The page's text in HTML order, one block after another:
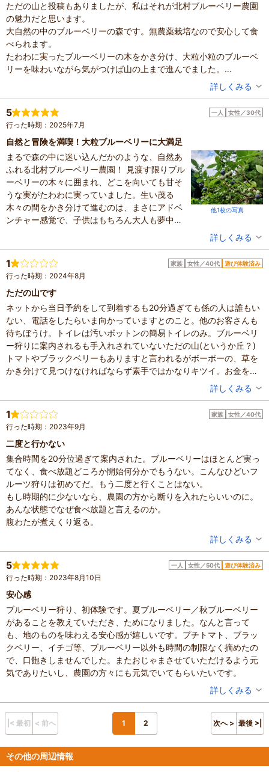
投稿日：2025年7月14日
ただの山と投稿もありましたが、私はそれが北村ブルーベリー農園
の魅力だと思います。
大自然の中のブルーベリーの森です。無農薬栽培なので安心して食
べられます。
たわわに実ったブルーベリーの木をかき分け、大粒小粒のブルーベ
リーを味わいながら気がつけば山の上まで進んでました。
山と言ってもそれほど高くはなくお子様でも歩けるのでご安心を。
上の方は見晴らしも良く、とにかく空気がいい！鳥の鳴き声、爽や
かな風を感じとても気持ち良かったです。
虫がもともと苦手なのですが、童心にかえり気がつけば虫達なんて
全く気にならないほど夢中になってました。
帰りに受付で販売しているブルーベリーソーダ、スムージーめちゃ
くちゃ美味しかったです♪
リフレッシュ出来ました。また来ます(^-^)
滞在時間：1～2時間
人数：2人
家族の内訳：お子様
子供の年齢：13歳以上
投稿日：2025年7月7日
詳しくみる
5 一人 女性／30代
行った時期：2025年7月
自然と冒険を満喫！大粒ブルーベリーに大満足
他1枚の写真
まるで森の中に迷い込んだかのような、自然あ
ふれる北村ブルーベリー農園！ 見渡す限りブル
ーベリーの木々に囲まれ、どこを向いても甘そ
うな実がたわわに実っていました。生い茂る
木々の間をかき分けて進むのは、まさにアドベ
ンチャー感覚で、子供はもちろん大人も夢中に
す。
こちらのブルーベリーは、無農薬で育てられて
いるので、安心してそのままパクっと食べられ
るのが嬉しいポイント。どれも大粒で、口に入
れた瞬間に広がる甘みがたまりません！ 新鮮な
空気と美しい景色の中でいただくブルーベリー
は、まさに至福の味でした。
来園を考えている方へアドバイス
北村ブルーベリー農園は、「手入れが行き届い
た綺麗な公園のような農園」を想像されている
の姿が魅力の農園です。
山道を少し登るため、特に雨上がりは足元が滑
然の中にあるため、蚊などの虫もいます。その
ため、来園の際は以下の準備を強くおすすめし
ます。
* 服装は長袖・長ズボン、帽子を着用し、肌の
露出を控えめに。
* 足元は動きやすく、汚れても良い長靴が必須
です。
都会では味わえない、ありのままの自然と、そ
こで育つ絶品のブルーベリー。準備をしっかり
い！」「懐かしい気持ちに浸りたい！」という
方には、最高の思い出が作れる場所です！
私自身、毎年ここに癒されに来ています。
滞在時間：2～3時間
設備の有無：駐車場、トイレ、休憩所
投稿日：2025年7月1日
詳しくみる
1 家族 女性／40代 遊び体験済み
行った時期：2024年8月
ただの山です
ネットから当日予約をして到着するも20分過ぎても係の人は誰もい
ない、電話をしたらいま向かっていますとのこと。他のお客さんも
待ちぼうけ。トイレは汚いボットンの簡易トイレのみ。ブルーベリ
ー狩りに案内されるも手入れされていないただの山(というか丘？)
トマトやブラックベリーもありますと言われるがボーボーの、草を
かき分けて見つけなければならず素手ではかなりキツイ。お金を取
るのであれば、ちゃんと整備された場所であって欲しいし、時間に
なっても来れないのに謝罪がないのはどうなんだろう？空いたスペ
ースにプレハブの小屋を建てて事務所にするなりできるはず。採れ
る食べ物も手入れされていないせいか味が薄く、なんの楽しみもな
い場所でした。他の農園を見習って欲しい。
滞在時間：1～2時間
人数：3人～5人
家族の内訳：お子様、配偶者、その他
子供の年齢：4～6歳、7～12歳
投稿日：2024年9月1日
詳しくみる
1 家族 女性／40代
行った時期：2023年9月
二度と行かない
集合時間を20分位過ぎて案内された。ブルーベリーはほとんど実っ
てなく、食べ放題どころか開始何分かでもうない。こんなひどいフ
ルーツ狩りは初めてだ。もう二度と行くことはない。
もし時期的に少ないなら、農園の方から断りを入れたらいいのに。
あんな状態でなぜ食べ放題と言えるのか。
腹わたが煮えくり返る。
滞在時間：1時間未満
設備の有無：駐車場
投稿日：2023年9月24日
詳しくみる
5 一人 女性／50代 遊び体験済み
行った時期：2023年8月10日
安心感
ブルーベリー狩り、初体験です。夏ブルーベリー／秋ブルーベリー
があることを教えていただき、ためになりました。なんと言って
も、地のものを味わえる安心感が嬉しいです。プチトマト、ブラッ
クベリー、イチゴ等、ブルーベリー以外も時間の制限なく摘めたの
で、口飽きしませんでした。またおじゃまさせていただけるよう元
気でありたいし、農園の方々にも元気でいてもらいたいです。
滞在時間：1～2時間
設備の有無：駐車場、トイレ
投稿日：2023年8月16日
詳しくみる
|< 最初 < 前へ 1 2 次へ > 最後 >|
その他の周辺情報